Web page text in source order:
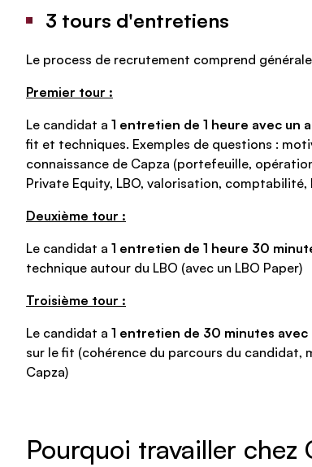
3 tours d'entretiens
Le process de recrutement comprend
Premier tour :
Le candidat a 1 entretien de 1 heure avec un
fit et techniques. Exemples de questions :
connaissance de Capza (portefeuille,
Private Equity, LBO, valorisation,
Deuxième tour :
Le candidat a 1 entretien de 1 heure 30
technique autour du LBO (avec un LBO Paper)
Troisième tour :
Le candidat a 1 entretien de 30 minutes
sur le fit (cohérence du parcours du candidat,
Capza)
Pourquoi travailler chez